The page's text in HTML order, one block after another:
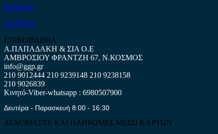
Facebook
ΧΑΡΤΗΣ
ΕΠΙΚΟΙΝΩΝΙΑ
Α.ΠΑΠΑΔΑΚΗ & ΣΙΑ Ο.Ε
ΑΜΒΡΟΣΙΟΥ ΦΡΑΝΤΖΗ 67, Ν.ΚΟΣΜΟΣ
info@ggp.gr
210 9012444 210 9239148 210 9238158
210 9026839
Κινητό-Viber-whatsapp : 6980507900
Δευτέρα - Παρασκευή 8:00 - 16:30
ΔΕΧΟΜΑΣΤΕ ΚΑΙ ΠΛΗΡΩΜΕΣ ΜΕΣΩ ΚΑΡΤΩΝ